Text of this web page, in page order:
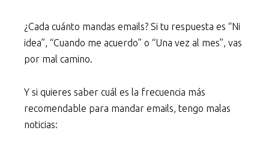
¿Cada cuánto mandas emails? Si tu respuesta es “Ni
idea”, “Cuando me acuerdo” o “Una vez al mes”, vas
por mal camino.
Y si quieres saber cuál es la frecuencia más
recomendable para mandar emails, tengo malas
noticias: